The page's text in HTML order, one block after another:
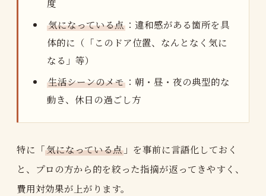
度
気になっている点 ：違和感がある箇所を具
体的に（「このドア位置、なんとなく気に
なる」等）
生活シーンのメモ ：朝・昼・夜の典型的な
動き、休日の過ごし方
特に「気になっている点 」を事前に言語化しておく
と、プロの方から的を絞った指摘が返ってきやすく、
費用対効果が上がります。